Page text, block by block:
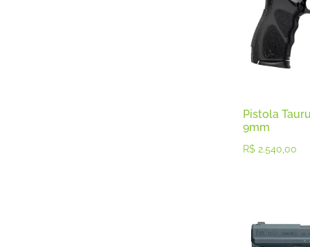
Pistola
9mm
R$ 2.540,00